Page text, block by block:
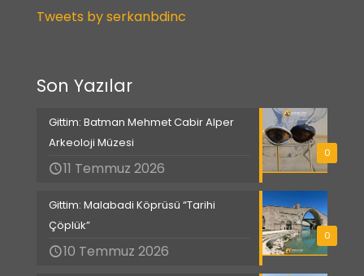
Tweets by serkanbdinc
Son Yazılar
0
Gittim: Batman Mehmet Cabir Alper
Arkeoloji Müzesi
11 Temmuz 2026
0
Gittim: Malabadi Köprüsü “Tarihi
Çöplük”
10 Temmuz 2026